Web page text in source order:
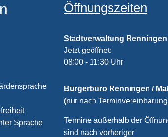
Sprache
Öffnungszeiten
Stadtverwaltung Renningen
Klicken, um weitere
Jetzt geöffnet:
08:00 - 11:30 Uhr
Bürgerbüro Renningen /
(nur nach
Termine außerhalb der
sind nach vorheriger